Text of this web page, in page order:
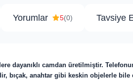
Yorumlar 5(0) Tavsiye
dayanıklı camdan üretilmiştir.
bıçak, anahtar gibi keskin objelerle bile